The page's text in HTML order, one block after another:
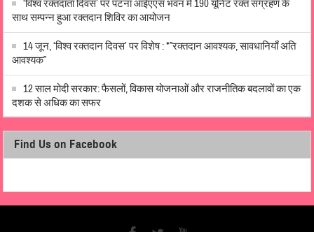
‘विश्व रक्तदाता दिवस’ पर पटना आईएएस भवन में 190 यूनिट रक्त संग्रहण के
साथ सम्पन्न हुआ रक्तदान शिविर का आयोजन
14 जून, ‘विश्व रक्तदान दिवस’ पर विशेष : *”रक्तदान आवश्यक, सावधानियाँ अति
आवश्यक”
12 साल मोदी सरकार: फैसलों, विकास योजनाओं और राजनीतिक बदलावों का एक
दशक से अधिक का सफर
Find Us on Facebook